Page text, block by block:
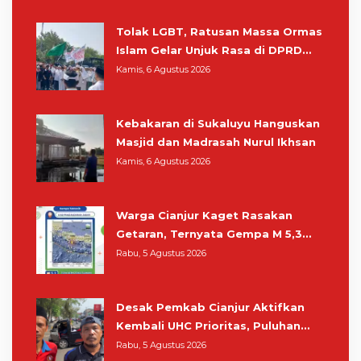
Tolak LGBT, Ratusan Massa Ormas
Islam Gelar Unjuk Rasa di DPRD
Cianjur
Kamis, 6 Agustus 2026
Kebakaran di Sukaluyu Hanguskan
Masjid dan Madrasah Nurul Ikhsan
Kamis, 6 Agustus 2026
Warga Cianjur Kaget Rasakan
Getaran, Ternyata Gempa M 5,3
Berpusat di Pangandaran
Rabu, 5 Agustus 2026
Desak Pemkab Cianjur Aktifkan
Kembali UHC Prioritas, Puluhan
Warga Unjuk Rasa di Pendopo
Rabu, 5 Agustus 2026